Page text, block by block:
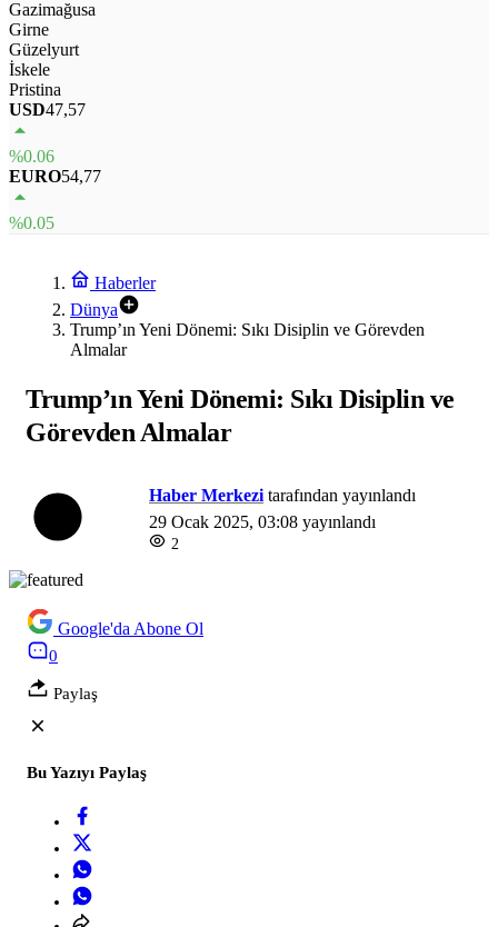
Gazimağusa
Girne
Güzelyurt
İskele
Pristina
USD47,57
%0.06
EURO54,77
%0.05
Haberler
Dünya
Trump’ın Yeni Dönemi: Sıkı Disiplin ve Görevden
Almalar
Trump’ın Yeni Dönemi: Sıkı Disiplin ve
Görevden Almalar
Haber Merkezi tarafından yayınlandı
29 Ocak 2025, 03:08 yayınlandı
2
Google'da Abone Ol
0
Paylaş
Bu Yazıyı Paylaş